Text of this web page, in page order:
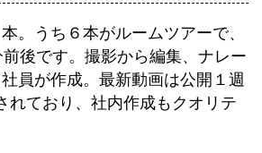
。うち６本がルームツアーで、
前後です。撮影から編集、ナレー
員が作成。最新動画は公開１週
れており、社内作成もクオリテ